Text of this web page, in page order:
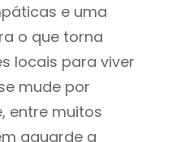
e uma
o que torna
locais para viver
mude por
entre muitos
aguarde a